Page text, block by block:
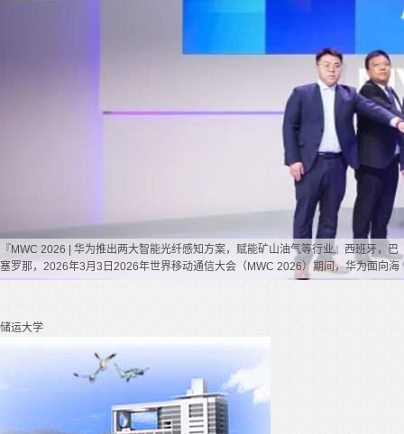
『MWC 2026 | 华为推出两大智能光纤感知方案，赋能矿山油气等行业』西班牙，巴
塞罗那，2026年3月3日2026年世界移动通信大会（MWC 2026）期间，华为面向海
储运大学